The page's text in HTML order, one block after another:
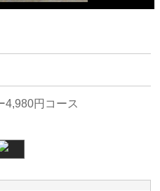
4,980円コース